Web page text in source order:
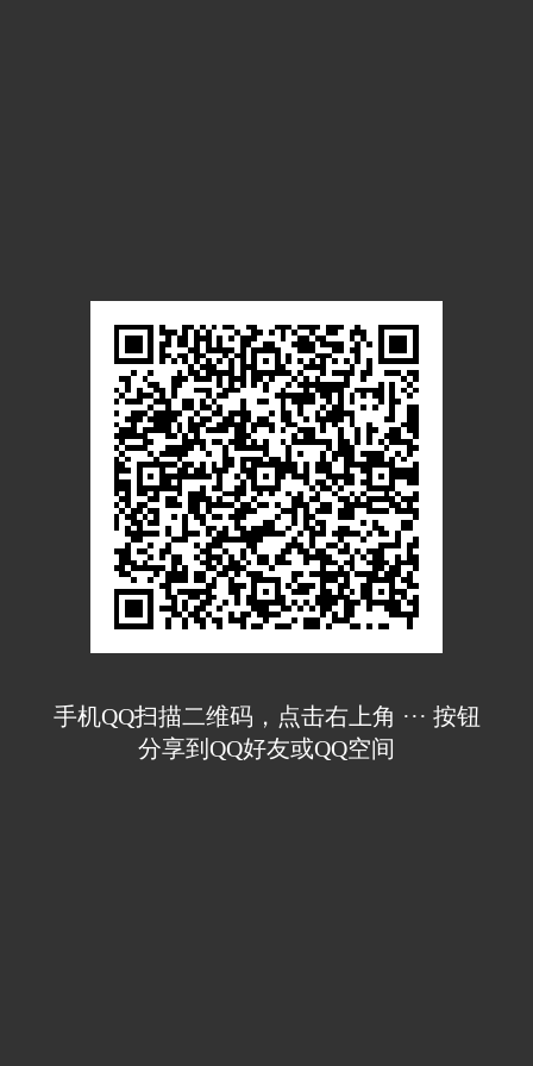
手机QQ扫描二维码，点击右上角 ··· 按钮
分享到QQ好友或QQ空间